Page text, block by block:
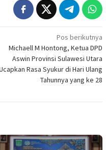
Pos berikutnya
Michaell M Hontong, Ketua DPD
Aswin Provinsi Sulawesi Utara
Rasa Syukur di Hari Ulang
Tahunnya yang ke 28